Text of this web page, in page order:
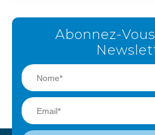
Abonnez-